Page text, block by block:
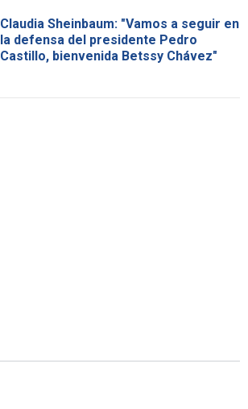
Claudia Sheinbaum: "Vamos a seguir en
la defensa del presidente Pedro
Castillo, bienvenida Betssy Chávez"